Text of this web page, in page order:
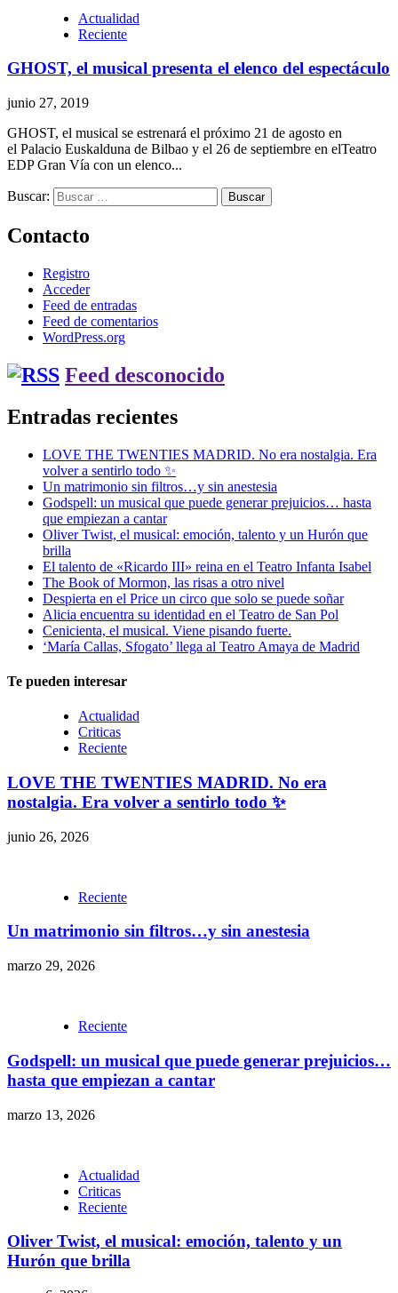
Actualidad
Reciente
GHOST, el musical presenta el elenco del espectáculo
junio 27, 2019
GHOST, el musical se estrenará el próximo 21 de agosto en
el Palacio Euskalduna de Bilbao y el 26 de septiembre en elTeatro
EDP Gran Vía con un elenco...
Buscar:
Contacto
Registro
Acceder
Feed de entradas
Feed de comentarios
WordPress.org
Feed desconocido
Entradas recientes
LOVE THE TWENTIES MADRID. No era nostalgia. Era
volver a sentirlo todo ✨
Un matrimonio sin filtros…y sin anestesia
Godspell: un musical que puede generar prejuicios… hasta
que empiezan a cantar
Oliver Twist, el musical: emoción, talento y un Hurón que
brilla
El talento de «Ricardo III» reina en el Teatro Infanta Isabel
The Book of Mormon, las risas a otro nivel
Despierta en el Price un circo que solo se puede soñar
Alicia encuentra su identidad en el Teatro de San Pol
Cenicienta, el musical. Viene pisando fuerte.
‘María Callas, Sfogato’ llega al Teatro Amaya de Madrid
Te pueden interesar
Actualidad
Criticas
Reciente
LOVE THE TWENTIES MADRID. No era
nostalgia. Era volver a sentirlo todo ✨
junio 26, 2026
Reciente
Un matrimonio sin filtros…y sin anestesia
marzo 29, 2026
Reciente
Godspell: un musical que puede generar prejuicios…
hasta que empiezan a cantar
marzo 13, 2026
Actualidad
Criticas
Reciente
Oliver Twist, el musical: emoción, talento y un
Hurón que brilla